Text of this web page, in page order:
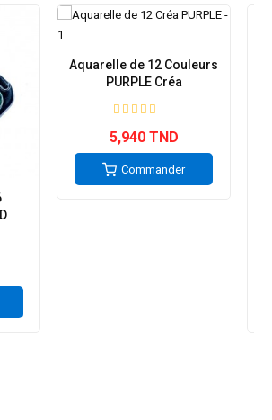
Aquarelle de 12 Couleurs
PURPLE Créa
5,940 TND
Commander